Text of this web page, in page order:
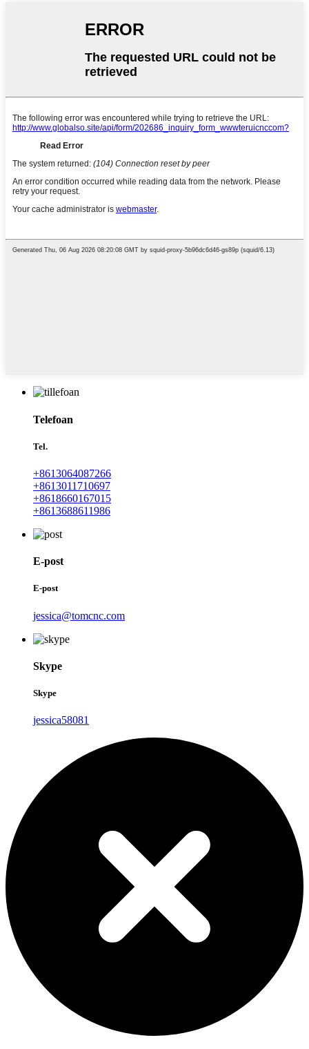
Telefoan
Tel.
+8613064087266
+8613011710697
+8618660167015
+8613688611986
E-post
E-post
jessica@tomcnc.com
Skype
Skype
jessica58081